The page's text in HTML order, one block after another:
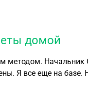
домой
методом.
Я все еще на